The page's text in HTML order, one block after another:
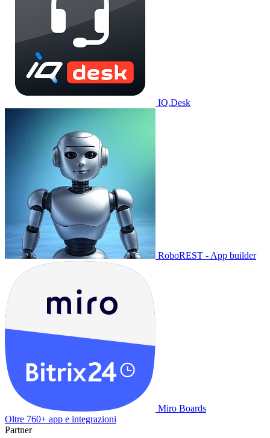
IQ.Desk
RoboREST - App builder
Miro Boards
Oltre 760+ app e integrazioni
Partner